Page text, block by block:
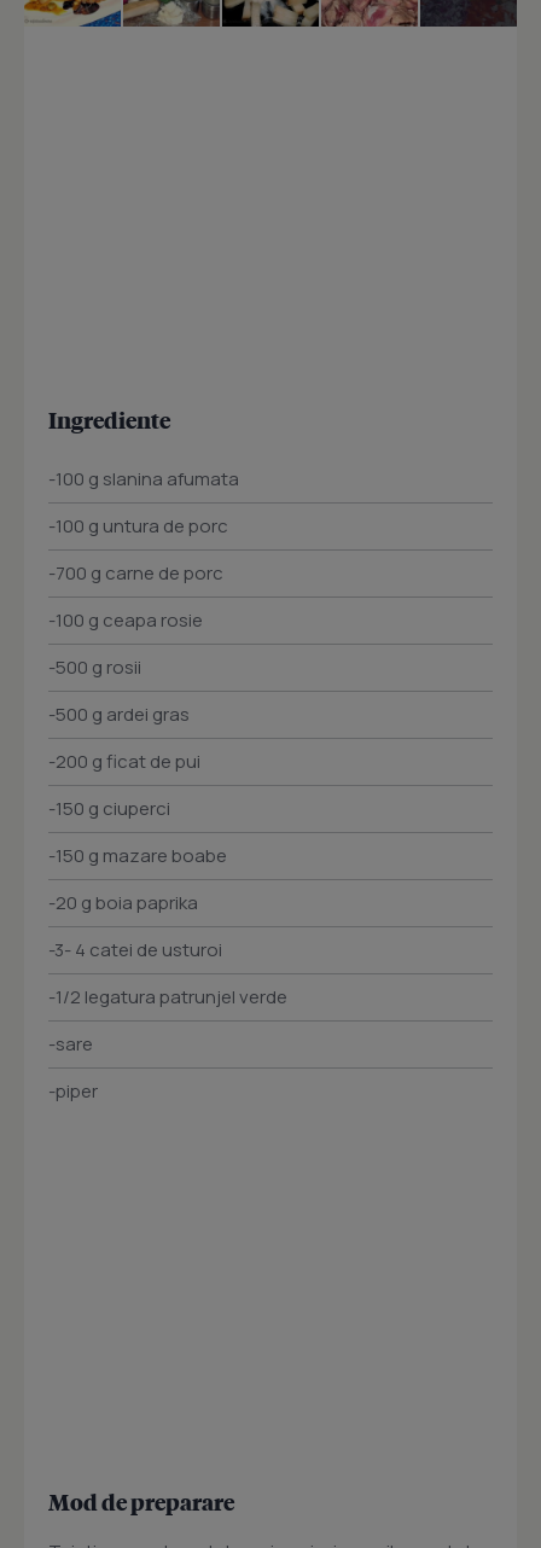
Ingrediente
-100 g slanina afumata
-100 g untura de porc
-700 g carne de porc
-100 g ceapa rosie
-500 g rosii
-500 g ardei gras
-200 g ficat de pui
-150 g ciuperci
-150 g mazare boabe
-20 g boia paprika
-3- 4 catei de usturoi
-1/2 legatura patrunjel verde
-sare
-piper
Mod de preparare